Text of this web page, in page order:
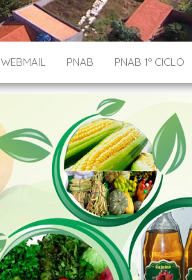
WEBMAIL PNAB PNAB 1º CICLO